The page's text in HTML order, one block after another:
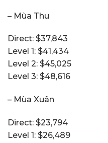
– Mùa Thu
Direct: $37,843
Level 1: $41,434
Level 2: $45,025
Level 3: $48,616
– Mùa Xuân
Direct: $23,794
Level 1: $26,489